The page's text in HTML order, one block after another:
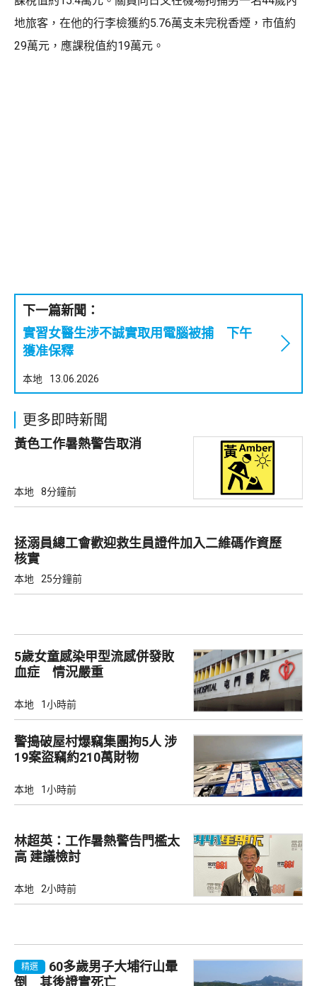
地旅客，在他的行李檢獲約5.76萬支未完稅香煙，市值約
29萬元，應課稅值約19萬元。
下一篇新聞：
實習女醫生涉不誠實取用電腦被捕 下午
獲准保釋
本地 13.06.2026
更多即時新聞
黃色工作暑熱警告取消
本地 8分鐘前
拯溺員總工會歡迎救生員證件加入二維碼作資歷
核實
本地 25分鐘前
5歲女童感染甲型流感併發敗
血症 情況嚴重
本地 1小時前
警搗破屋村爆竊集團拘5人 涉
19案盜竊約210萬財物
本地 1小時前
林超英：工作暑熱警告門檻太
高 建議檢討
本地 2小時前
精選
60多歲男子大埔行山暈
倒 其後證實死亡